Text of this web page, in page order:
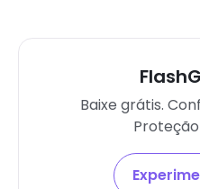
Baixe grátis.